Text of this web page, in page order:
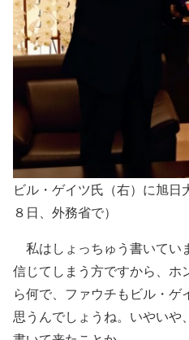
ビル・ゲイツ氏（右）に旭日
８日、外務省で）
私はしょっちゅう書いてい
信じてしまう方ですから、ホ
ら何で、ファウチもビル・ゲ
思うんでしょうね。いやいや